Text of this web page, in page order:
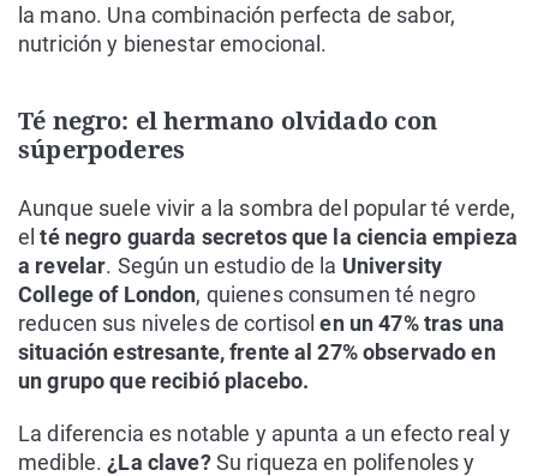
la mano. Una combinación perfecta de sabor,
nutrición y bienestar emocional.
Té negro: el hermano olvidado con
súperpoderes
Aunque suele vivir a la sombra del popular té verde,
elté negro guarda secretos que la ciencia empieza
a revelar. Según un estudio de la University
College of London, quienes consumen té negro
reducen sus niveles de cortisolen un 47% tras una
situación estresante, frente al 27% observado en
un grupo que recibió placebo.
La diferencia es notable y apunta a un efecto real y
medible. ¿La clave?Su riqueza en polifenoles y